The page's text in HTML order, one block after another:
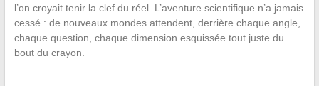
l’on croyait tenir la clef du réel. L’aventure scientifique n’a jamais
cessé : de nouveaux mondes attendent, derrière chaque angle,
chaque question, chaque dimension esquissée tout juste du
bout du crayon.